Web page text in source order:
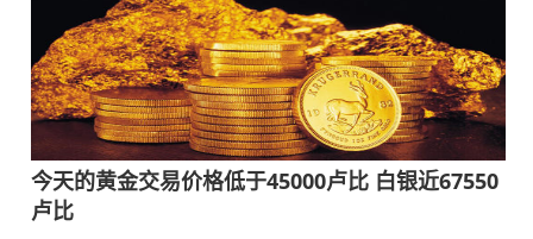
今天的黄金交易价格低于45000卢比 白银近67550
卢比